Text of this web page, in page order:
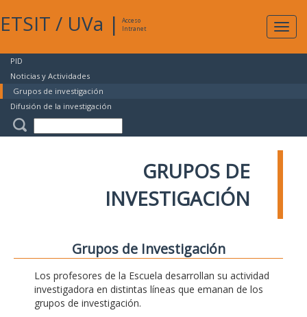
ETSIT / UVa |
Acceso
Intranet
PID
Noticias y Actividades
Grupos de investigación
Difusión de la investigación
GRUPOS DE
INVESTIGACIÓN
Grupos de Investigación
Los profesores de la Escuela desarrollan su actividad
investigadora en distintas líneas que emanan de los
grupos de investigación.